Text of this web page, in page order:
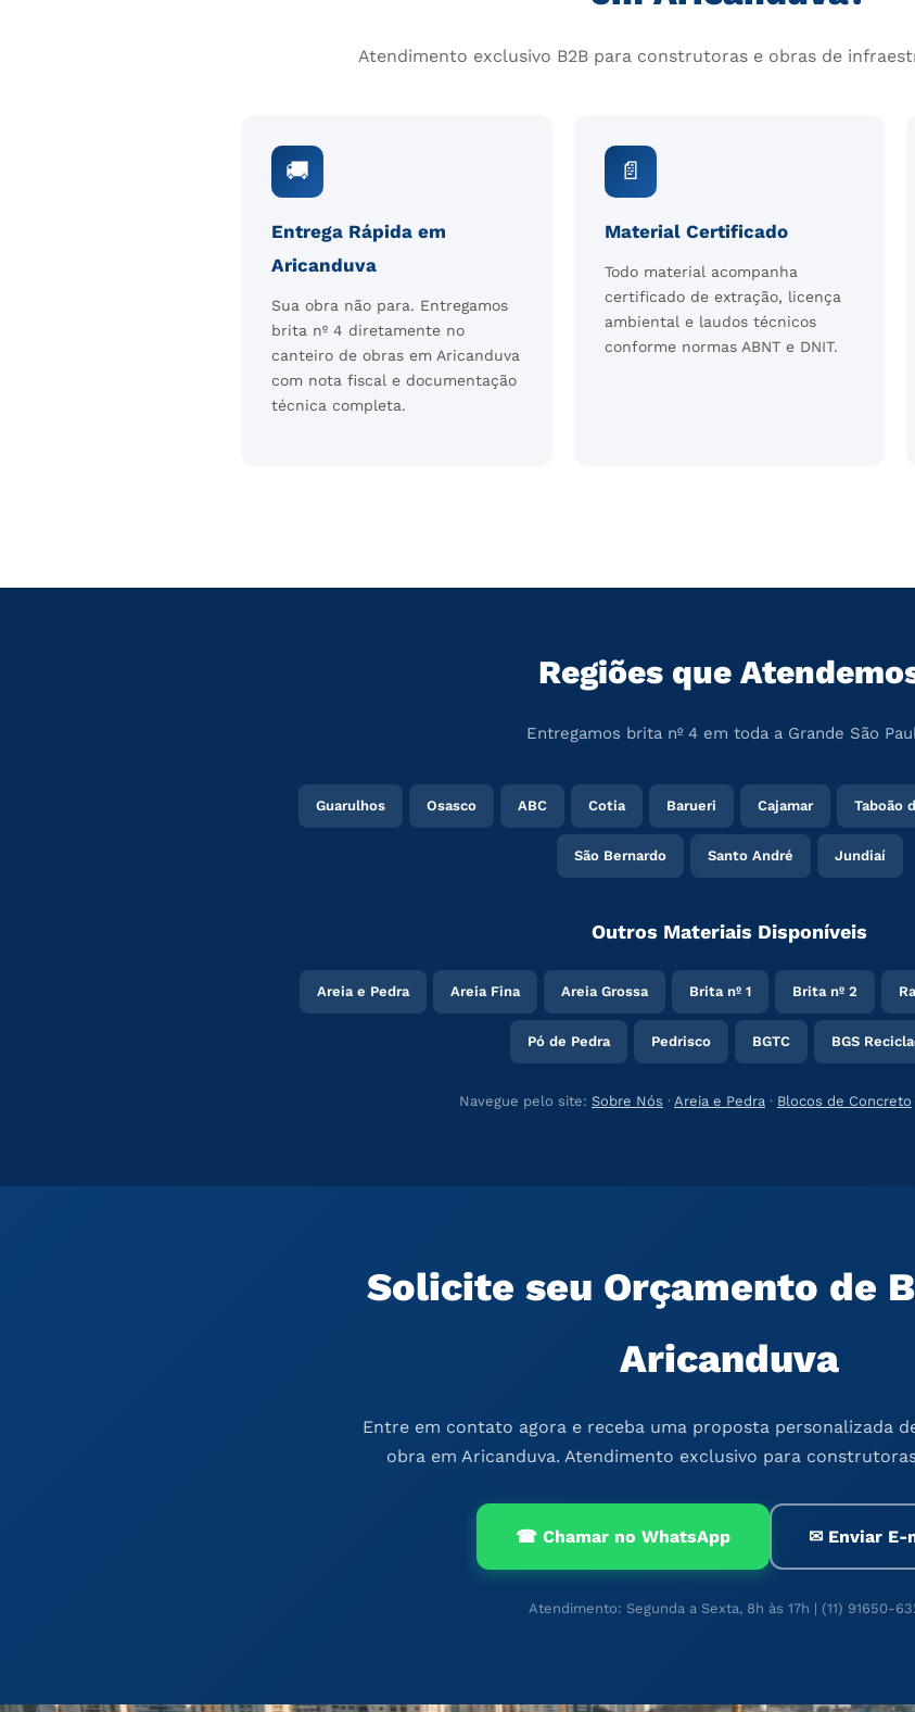
Atendimento exclusivo B2B para construtoras e obras de
🚚
Entrega Rápida em
Aricanduva
Sua obra não para. Entregamos
brita nº 4 diretamente no
canteiro de obras em Aricanduva
com nota fiscal e documentação
técnica completa.
📄
Material Certificado
Todo material acompanha
certificado de extração, licença
ambiental e laudos técnicos
conforme normas ABNT e DNIT.
Regiões que
Entregamos brita nº 4 em toda a Grande São
Guarulhos Osasco ABC Cotia Barueri Cajamar Taboão
São Bernardo Santo André Jundiaí
Outros Materiais Disponíveis
Areia e Pedra Areia Fina Areia Grossa Brita nº 1 Brita nº 2
Pó de Pedra Pedrisco BGTC BGS
Navegue pelo site: Sobre Nós · Areia e Pedra · Blocos de Concreto
Solicite seu Orçamento de
Aricanduva
Entre em contato agora e receba uma proposta personalizada
obra em Aricanduva. Atendimento exclusivo para
☎ Chamar no WhatsApp ✉ Enviar E-
Atendimento: Segunda a Sexta, 8h às 17h | (11) 91650-